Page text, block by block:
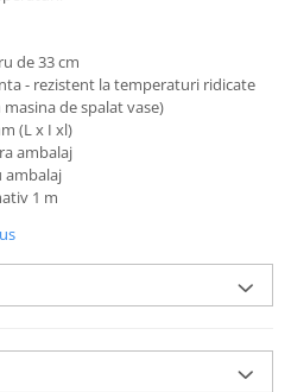
de 33 cm
- rezistent la temperaturi ridicate
de spalat vase)
(L x I xl)
ambalaj
ambalaj
1 m